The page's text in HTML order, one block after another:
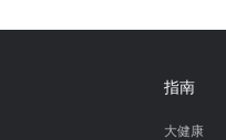
指南
大健康